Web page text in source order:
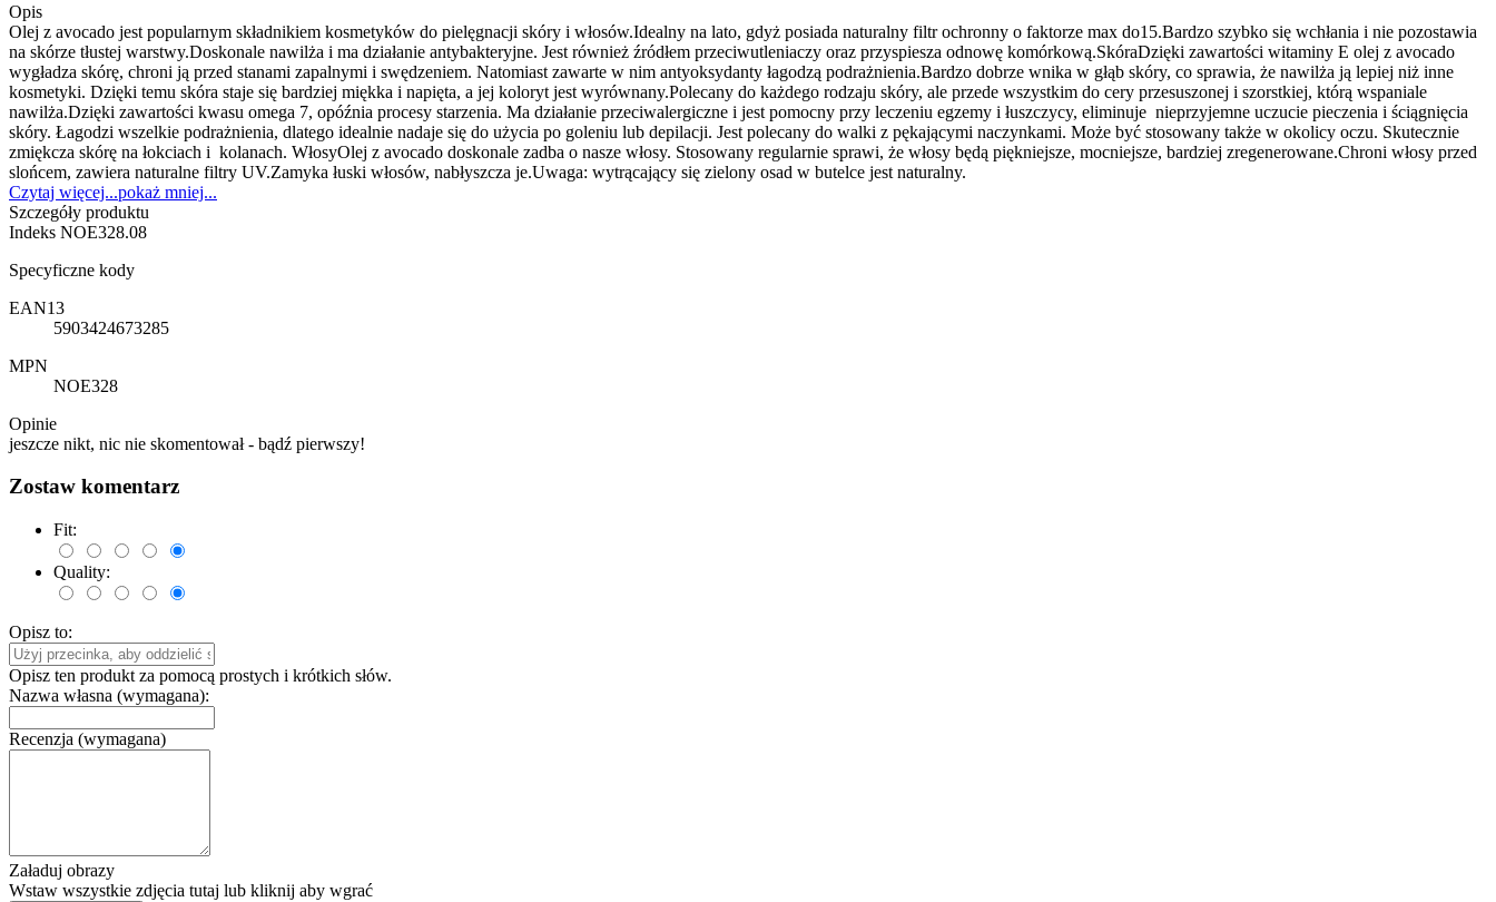
Opis
Olej z avocado jest popularnym składnikiem kosmetyków do pielęgnacji skóry i włosów.Idealny na lato, gdyż posiada naturalny filtr ochronny o faktorze max do15.Bardzo szybko się wchłania i nie pozostawia
na skórze tłustej warstwy.Doskonale nawilża i ma działanie antybakteryjne. Jest również źródłem przeciwutleniaczy oraz przyspiesza odnowę komórkową.SkóraDzięki zawartości witaminy E olej z avocado
wygładza skórę, chroni ją przed stanami zapalnymi i swędzeniem. Natomiast zawarte w nim antyoksydanty łagodzą podrażnienia.Bardzo dobrze wnika w głąb skóry, co sprawia, że nawilża ją lepiej niż inne
kosmetyki. Dzięki temu skóra staje się bardziej miękka i napięta, a jej koloryt jest wyrównany.Polecany do każdego rodzaju skóry, ale przede wszystkim do cery przesuszonej i szorstkiej, którą wspaniale
nawilża.Dzięki zawartości kwasu omega 7, opóźnia procesy starzenia. Ma działanie przeciwalergiczne i jest pomocny przy leczeniu egzemy i łuszczycy, eliminuje nieprzyjemne uczucie pieczenia i ściągnięcia
skóry. Łagodzi wszelkie podrażnienia, dlatego idealnie nadaje się do użycia po goleniu lub depilacji. Jest polecany do walki z pękającymi naczynkami. Może być stosowany także w okolicy oczu. Skutecznie
zmiękcza skórę na łokciach i kolanach. WłosyOlej z avocado doskonale zadba o nasze włosy. Stosowany regularnie sprawi, że włosy będą piękniejsze, mocniejsze, bardziej zregenerowane.Chroni włosy przed
slońcem, zawiera naturalne filtry UV.Zamyka łuski włosów, nabłyszcza je.Uwaga: wytrącający się zielony osad w butelce jest naturalny.
Czytaj więcej...pokaż mniej...
Szczegóły produktu
Indeks NOE328.08
Specyficzne kody
EAN13
5903424673285
MPN
NOE328
Opinie
jeszcze nikt, nic nie skomentował - bądź pierwszy!
Zostaw komentarz
Fit:
Quality:
Opisz to:
Opisz ten produkt za pomocą prostych i krótkich słów.
Nazwa własna (wymagana):
Recenzja (wymagana)
Załaduj obrazy
Wstaw wszystkie zdjęcia tutaj lub kliknij aby wgrać